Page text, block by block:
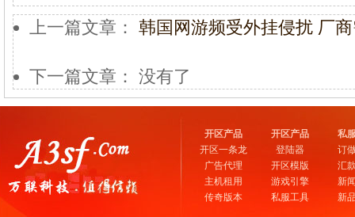
上一篇文章： 韩国网游频受外挂侵扰 厂
下一篇文章： 没有了
开区产品
开区一条龙
广告代理
主机租用
传奇版本
开区产品
登陆器
开区模版
游戏引擎
私服工具
私
订
汇
新
新